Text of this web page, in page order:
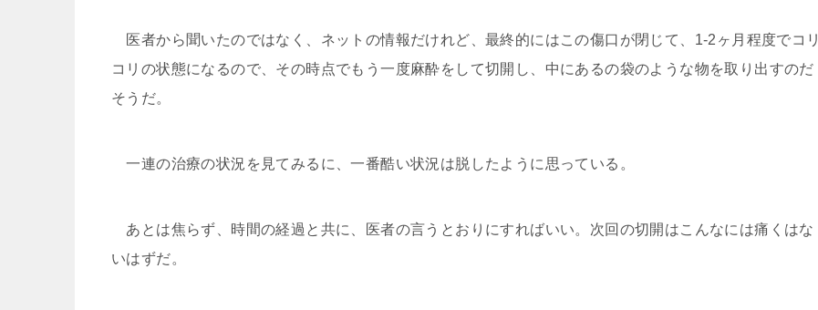
医者から聞いたのではなく、ネットの情報だけれど、最終的にはこの傷口が閉じて、1-2ヶ月程度でコリ
コリの状態になるので、その時点でもう一度麻酔をして切開し、中にあるの袋のような物を取り出すのだ
そうだ。
一連の治療の状況を見てみるに、一番酷い状況は脱したように思っている。
あとは焦らず、時間の経過と共に、医者の言うとおりにすればいい。次回の切開はこんなには痛くはな
いはずだ。